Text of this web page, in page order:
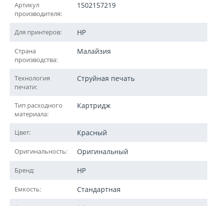
Артикул
производителя:
1502157219
Для принтеров: HP
Страна
производства:
Малайзия
Технология
печати:
Струйная печать
Тип расходного
материала:
Картридж
Цвет: Красный
Оригинальность: Оригинальный
Бренд: HP
Емкость: Стандартная